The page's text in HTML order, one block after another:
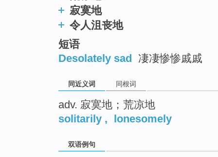
寂寞地
令人沮丧地
短语
Desolately sad 凄凄惨惨戚戚
同近义词 同根词
adv. 寂寞地；荒凉地
solitarily , lonesomely
双语例句